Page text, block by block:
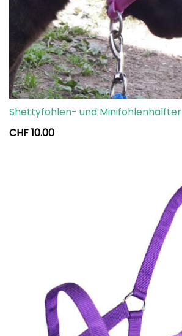
Shettyfohlen- und Minifohlenhalfter
CHF10.00